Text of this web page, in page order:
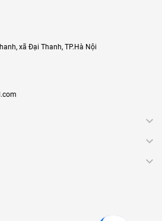
xã Đại Thanh, TP.Hà Nội